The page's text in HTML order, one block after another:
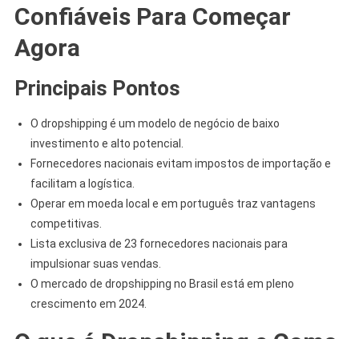
Confiáveis Para Começar
Agora
Principais Pontos
O dropshipping é um modelo de negócio de baixo
investimento e alto potencial.
Fornecedores nacionais evitam impostos de importação e
facilitam a logística.
Operar em moeda local e em português traz vantagens
competitivas.
Lista exclusiva de 23 fornecedores nacionais para
impulsionar suas vendas.
O mercado de dropshipping no Brasil está em pleno
crescimento em 2024.